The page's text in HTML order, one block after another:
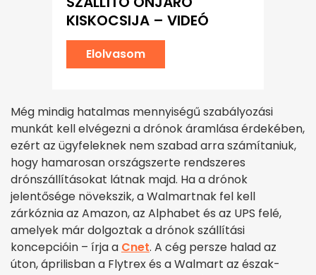
KISKOCSIJA – VIDEÓ
Elolvasom
Még mindig hatalmas mennyiségű szabályozási
munkát kell elvégezni a drónok áramlása érdekében,
ezért az ügyfeleknek nem szabad arra számítaniuk,
hogy hamarosan országszerte rendszeres
drónszállításokat látnak majd. Ha a drónok
jelentősége növekszik, a Walmartnak fel kell
zárkóznia az Amazon, az Alphabet és az UPS felé,
amelyek már dolgoztak a drónok szállítási
koncepcióin – írja a Cnet. A cég persze halad az
úton, áprilisban a Flytrex és a Walmart az észak-